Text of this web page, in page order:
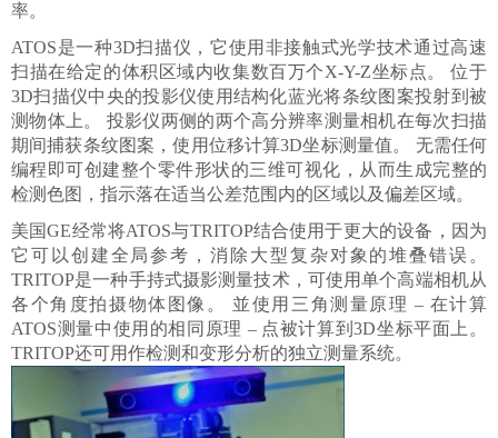
率。
ATOS是一种3D扫描仪，它使用非接触式光学技术通过高速
扫描在给定的体积区域内收集数百万个X-Y-Z坐标点。 位于
3D扫描仪中央的投影仪使用结构化蓝光将条纹图案投射到被
测物体上。 投影仪两侧的两个高分辨率测量相机在每次扫描
期间捕获条纹图案，使用位移计算3D坐标测量值。 无需任何
编程即可创建整个零件形状的三维可视化，从而生成完整的
检测色图，指示落在适当公差范围内的区域以及偏差区域。
美国GE经常将ATOS与TRITOP结合使用于更大的设备，因为
它可以创建全局参考，消除大型复杂对象的堆叠错误。
TRITOP是一种手持式摄影测量技术，可使用单个高端相机从
各个角度拍摄物体图像。 並使用三角测量原理 – 在计算
ATOS测量中使用的相同原理 – 点被计算到3D坐标平面上。
TRITOP还可用作检测和变形分析的独立测量系统。